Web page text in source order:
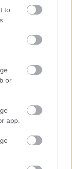
to
or
app.